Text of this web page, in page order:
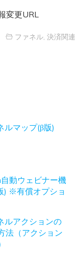
変更URL
ファネル 決済関連
ルマップ(β版)
動ウェビナー機
) ※有償オプショ
ルアクションの
法（アクション